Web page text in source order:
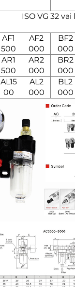
ISO VG 32
AF1
500
AF2
000
BF2
000
AR1
500
AR2
000
BR2
000
AL15
00
AL2
000
BL2
000